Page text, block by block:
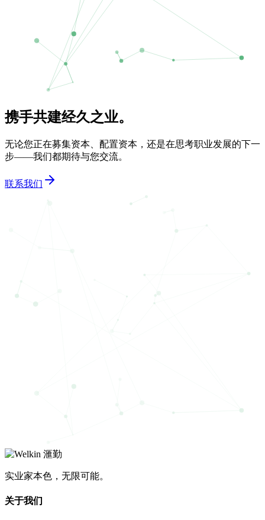
携手共建经久之业。
无论您正在募集资本、配置资本，还是在思考职业发展的下一
步——我们都期待与您交流。
联系我们
实业家本色，无限可能。
关于我们